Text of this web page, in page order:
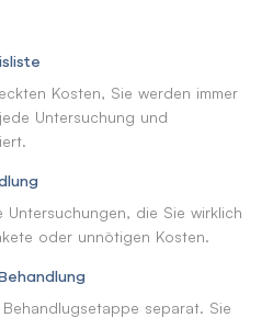
Kosten, Sie werden immer
Untersuchung und
Untersuchungen, die Sie wirklich
oder unnötigen Kosten.
separat. Sie